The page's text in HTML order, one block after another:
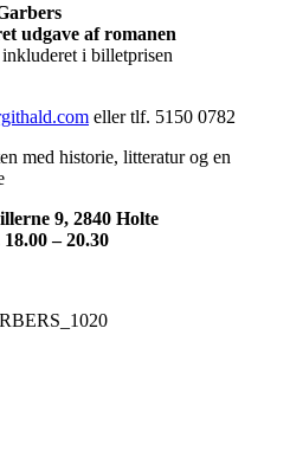
udgave af romanen
inkluderet i billetprisen
eller tlf. 5150 0782
med historie, litteratur og en
9, 2840 Holte
– 20.30